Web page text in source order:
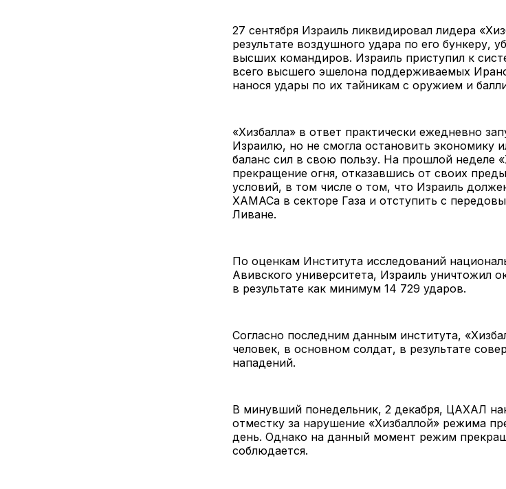
27 сентября Израиль ликвидировал лидера
результате воздушного удара по его бункеру,
высших командиров. Израиль приступил к
всего высшего эшелона поддерживаемых
нанося удары по их тайникам с оружием и
«Хизбалла» в ответ практически ежедневно
Израилю, но не смогла остановить экономику
баланс сил в свою пользу. На прошлой неделе
прекращение огня, отказавшись от своих
условий, в том числе о том, что Израиль
ХАМАСа в секторе Газа и отступить с
Ливане.
По оценкам Института исследований
Авивского университета, Израиль уничтожил
в результате как минимум 14 729 ударов.
Согласно последним данным института,
человек, в основном солдат, в результате
нападений.
В минувший понедельник, 2 декабря, ЦАХАЛ
отместку за нарушение «Хизбаллой» режима
день. Однако на данный момент режим
соблюдается.